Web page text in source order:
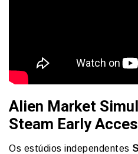
Alien Market
Steam Early
Os estúdios independentes